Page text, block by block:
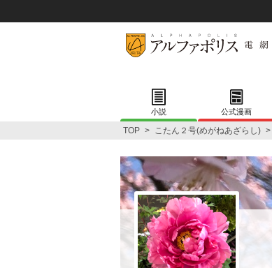
小説 公式漫画
TOP > こたん２号(めがねあざらし) >